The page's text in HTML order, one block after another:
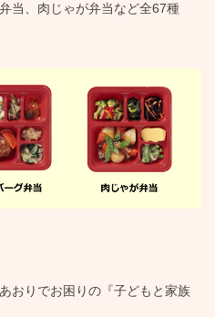
当、肉じゃが弁当など全67種
おりでお困りの『子どもと家族